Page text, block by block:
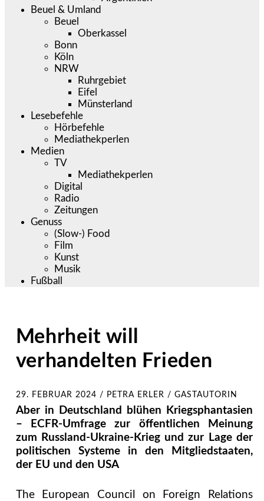
Beuel & Umland
Beuel
Oberkassel
Bonn
Köln
NRW
Ruhrgebiet
Eifel
Münsterland
Lesebefehle
Hörbefehle
Mediathekperlen
Medien
TV
Mediathekperlen
Digital
Radio
Zeitungen
Genuss
(Slow-) Food
Film
Kunst
Musik
Fußball
Mehrheit will
verhandelten Frieden
29. FEBRUAR 2024 / PETRA ERLER / GASTAUTORIN
Aber in Deutschland blühen Kriegsphantasien
– ECFR-Umfrage zur öffentlichen Meinung
zum Russland-Ukraine-Krieg und zur Lage der
politischen Systeme in den Mitgliedstaaten,
der EU und den USA
The European Council on Foreign Relations